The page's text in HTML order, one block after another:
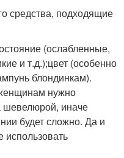
средства, подходящие
(ослабленные,
и т.д.);цвет (особенно
блондинкам).
нужно
шевелюрой, иначе
будет сложно. Да и
использовать